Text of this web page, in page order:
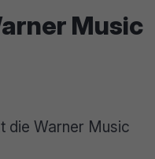
Music
die Warner Music